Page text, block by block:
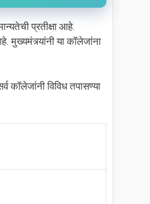
प्रतीक्षा आहे.
मुख्यमंत्र्यांनी या कॉलेजांना
कॉलेजांनी विविध तपासण्या